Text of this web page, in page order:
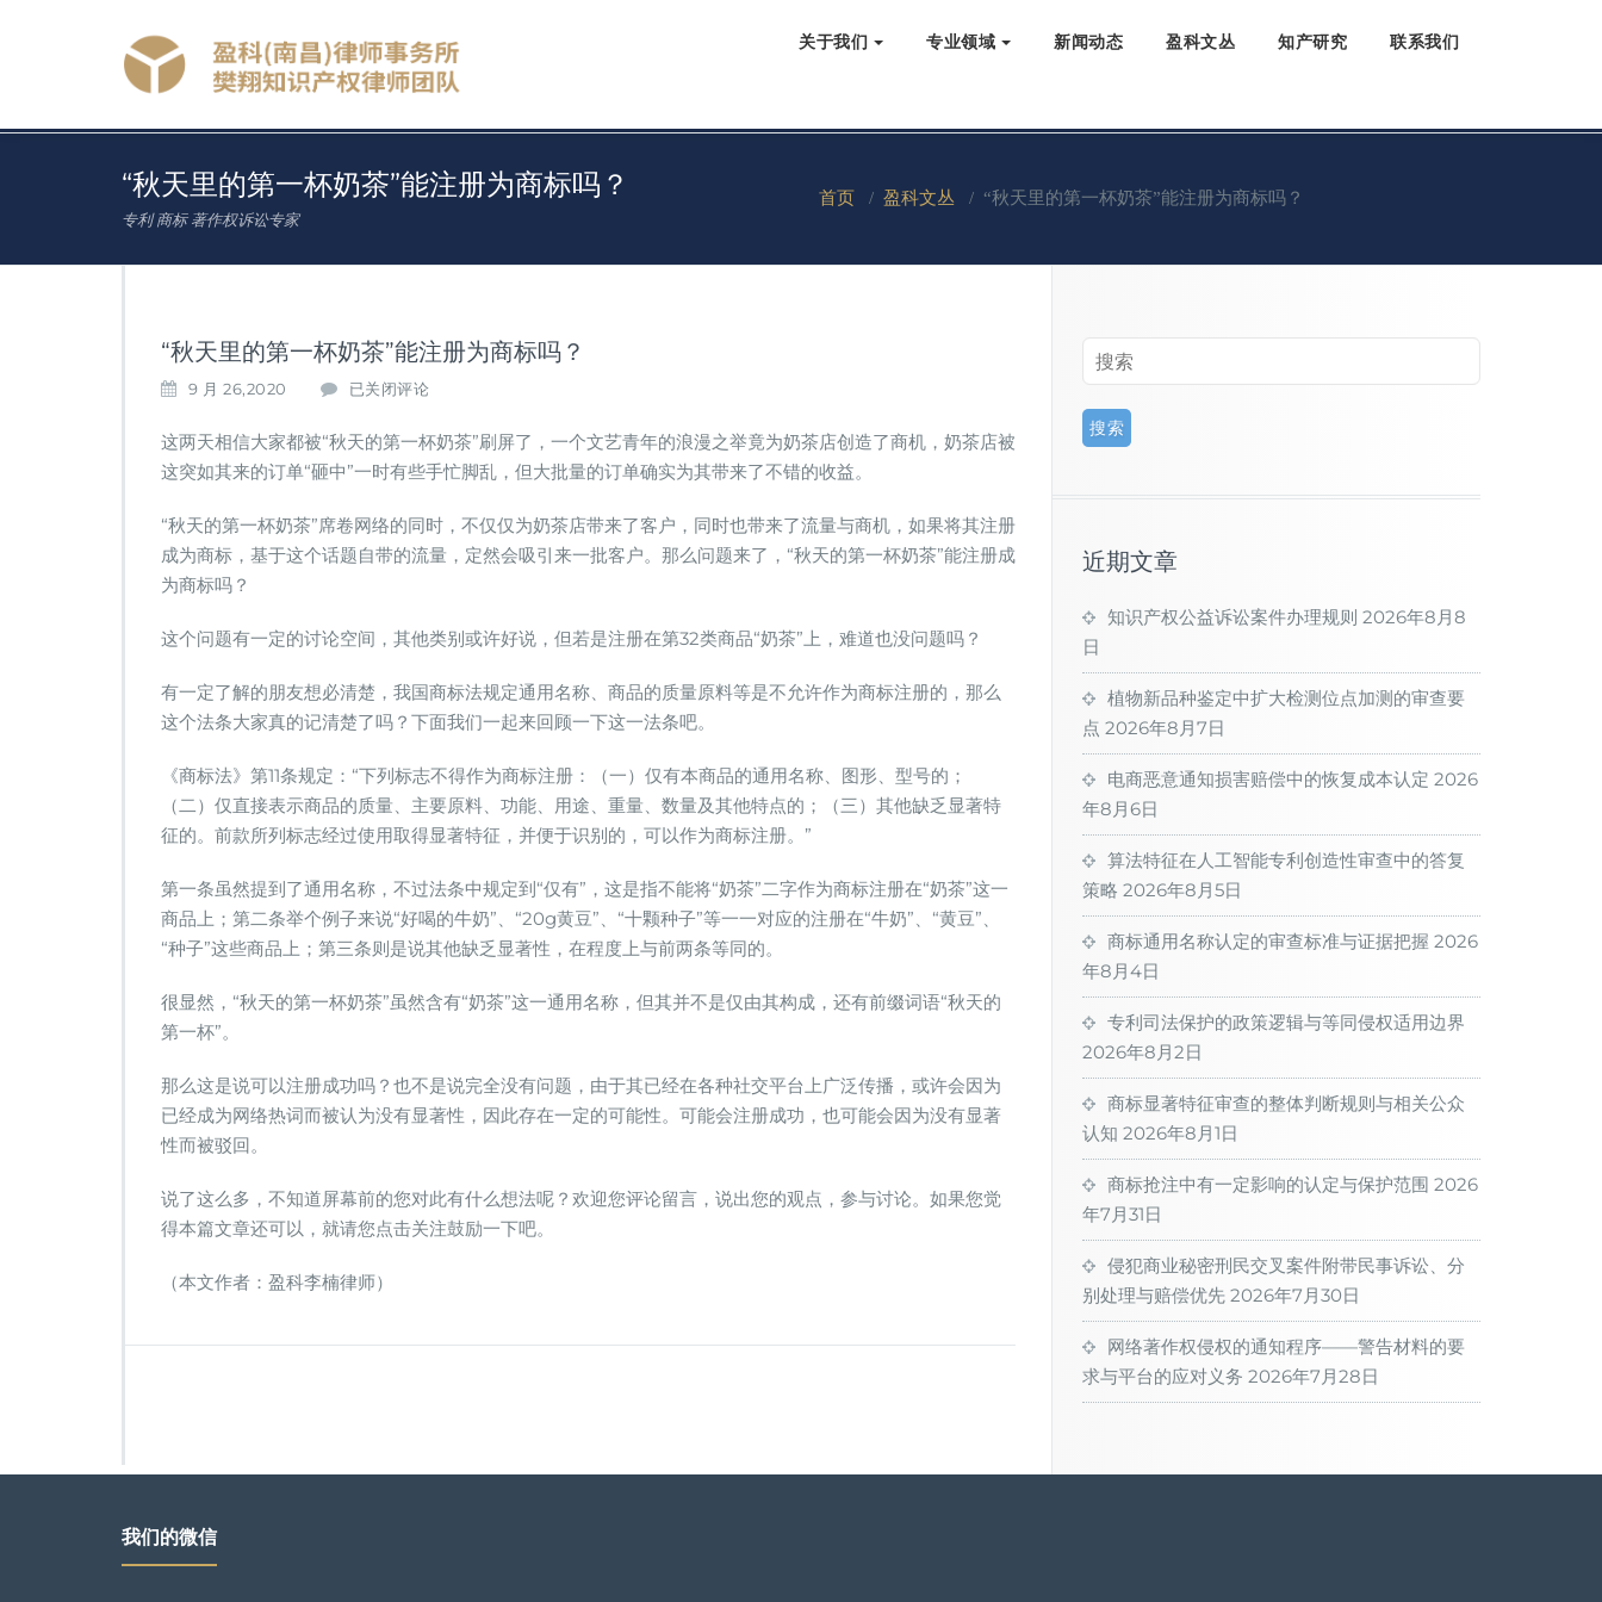
关于我们 专业领域 新闻动态 盈科文丛 知产研究 联系我们
“秋天里的第一杯奶茶”能注册为商标吗？
专利 商标 著作权诉讼专家
首页 / 盈科文丛 / “秋天里的第一杯奶茶”能注册为商标吗？
“秋天里的第一杯奶茶”能注册为商标吗？
9 月 26,2020
“秋
里
的
杯
奶
注
册
商
标
已关闭评论
这两天相信大家都被“秋天的第一杯奶茶”刷屏了，一个文艺青年的浪漫之举竟为奶茶店创造了商机，奶茶店被
这突如其来的订单“砸中”一时有些手忙脚乱，但大批量的订单确实为其带来了不错的收益。
“秋天的第一杯奶茶”席卷网络的同时，不仅仅为奶茶店带来了客户，同时也带来了流量与商机，如果将其注册
成为商标，基于这个话题自带的流量，定然会吸引来一批客户。那么问题来了，“秋天的第一杯奶茶”能注册成
为商标吗？
这个问题有一定的讨论空间，其他类别或许好说，但若是注册在第32类商品“奶茶”上，难道也没问题吗？
有一定了解的朋友想必清楚，我国商标法规定通用名称、商品的质量原料等是不允许作为商标注册的，那么
这个法条大家真的记清楚了吗？下面我们一起来回顾一下这一法条吧。
《商标法》第11条规定：“下列标志不得作为商标注册：（一）仅有本商品的通用名称、图形、型号的；
（二）仅直接表示商品的质量、主要原料、功能、用途、重量、数量及其他特点的；（三）其他缺乏显著特
征的。前款所列标志经过使用取得显著特征，并便于识别的，可以作为商标注册。”
第一条虽然提到了通用名称，不过法条中规定到“仅有”，这是指不能将“奶茶”二字作为商标注册在“奶茶”这一
商品上；第二条举个例子来说“好喝的牛奶”、“20g黄豆”、“十颗种子”等一一对应的注册在“牛奶”、“黄豆”、
“种子”这些商品上；第三条则是说其他缺乏显著性，在程度上与前两条等同的。
很显然，“秋天的第一杯奶茶”虽然含有“奶茶”这一通用名称，但其并不是仅由其构成，还有前缀词语“秋天的
第一杯”。
那么这是说可以注册成功吗？也不是说完全没有问题，由于其已经在各种社交平台上广泛传播，或许会因为
已经成为网络热词而被认为没有显著性，因此存在一定的可能性。可能会注册成功，也可能会因为没有显著
性而被驳回。
说了这么多，不知道屏幕前的您对此有什么想法呢？欢迎您评论留言，说出您的观点，参与讨论。如果您觉
得本篇文章还可以，就请您点击关注鼓励一下吧。
（本文作者：盈科李楠律师）
近期文章
知识产权公益诉讼案件办理规则 2026年8月8
日
植物新品种鉴定中扩大检测位点加测的审查要
点 2026年8月7日
电商恶意通知损害赔偿中的恢复成本认定 2026
年8月6日
算法特征在人工智能专利创造性审查中的答复
策略 2026年8月5日
商标通用名称认定的审查标准与证据把握 2026
年8月4日
专利司法保护的政策逻辑与等同侵权适用边界
2026年8月2日
商标显著特征审查的整体判断规则与相关公众
认知 2026年8月1日
商标抢注中有一定影响的认定与保护范围 2026
年7月31日
侵犯商业秘密刑民交叉案件附带民事诉讼、分
别处理与赔偿优先 2026年7月30日
网络著作权侵权的通知程序——警告材料的要
求与平台的应对义务 2026年7月28日
我们的微信